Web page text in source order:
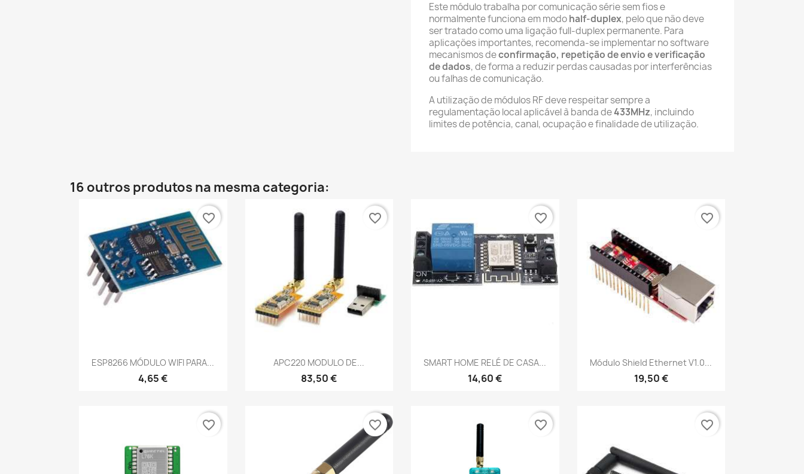
Este módulo trabalha por comunicação série sem fios e
normalmente funciona em modohalf-duplex, pelo que não deve
ser tratado como uma ligação full-duplex permanente. Para
aplicações importantes, recomenda-se implementar no software
mecanismos deconfirmação, repetição de envio e verificação
de dados, de forma a reduzir perdas causadas por interferências
ou falhas de comunicação.
A utilização de módulos RF deve respeitar sempre a
regulamentação local aplicável à banda de433MHz, incluindo
limites de potência, canal, ocupação e finalidade de utilização.
16 outros produtos na mesma categoria:
Vista rápida
ESP8266 MÓDULO WIFI PARA...
4,65 €
favorite_border
Vista rápida
APC220 MODULO DE...
83,50 €
favorite_border
Vista rápida
SMART HOME RELÉ DE CASA...
14,60 €
favorite_border
Vista rápida
Módulo Shield Ethernet V1.0...
19,50 €
favorite_border
favorite_border favorite_border favorite_border favorite_border